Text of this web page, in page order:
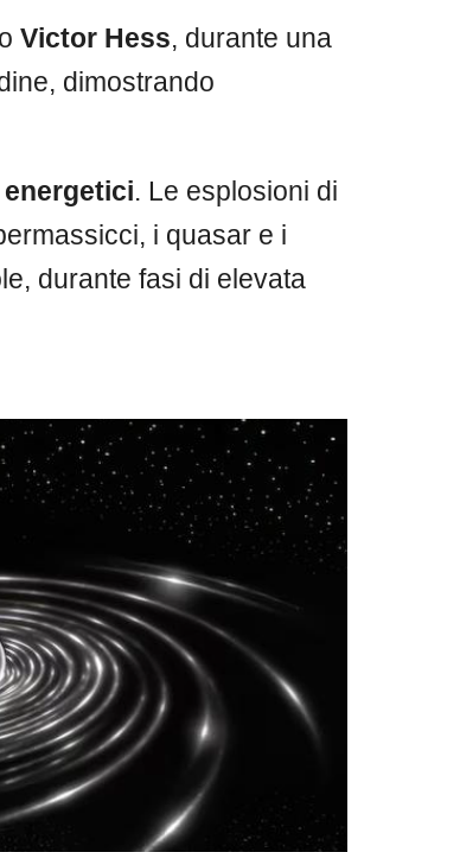
Victor Hess, durante una
dimostrando
. Le esplosioni di
i quasar e i
durante fasi di elevata